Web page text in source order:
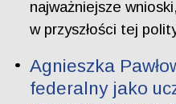
najważniejsze
w przyszłości tej
Agnieszka
federalny jako